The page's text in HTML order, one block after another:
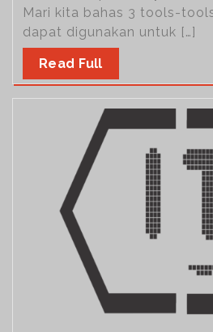
Mari kita bahas 3 tools-
dapat digunakan untuk […]
Read Full